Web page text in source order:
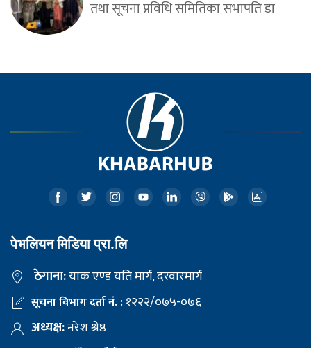
तथा सूचना प्रविधि समितिका सभापति डा
पेभलियन मिडिया प्रा.लि
ठेगाना:याक एण्ड यति मार्ग, दरवारमार्ग
सूचना विभाग दर्ता नं. :१२२२/०७५-०७६
अध्यक्ष:नरेश श्रेष्ठ